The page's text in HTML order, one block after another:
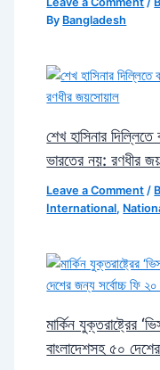
By Bangladesh
শেখ হাসিনার
ভারতের নয়: রণধীর
Leave a Comment /
International,
মার্কিন যুক্তরাষ্ট্রের
বাংলাদেশসহ ৫০